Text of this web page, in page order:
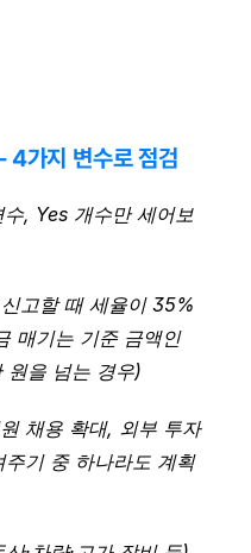
가지 변수로 점검
, Yes 개수만 세어보
고할 때 세율이 35%
매기는 기준 금액인
을 넘는 경우)
채용 확대, 외부 투자
기 중 하나라도 계획